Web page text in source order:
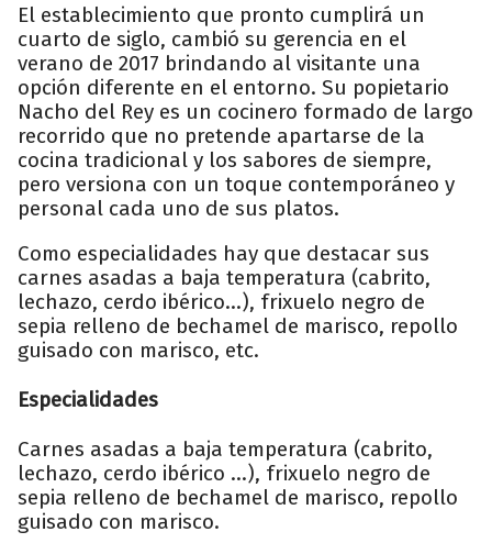
El establecimiento que pronto cumplirá un
cuarto de siglo, cambió su gerencia en el
verano de 2017 brindando al visitante una
opción diferente en el entorno. Su popietario
Nacho del Rey es un cocinero formado de largo
recorrido que no pretende apartarse de la
cocina tradicional y los sabores de siempre,
pero versiona con un toque contemporáneo y
personal cada uno de sus platos.
Como especialidades hay que destacar sus
carnes asadas a baja temperatura (cabrito,
lechazo, cerdo ibérico...), frixuelo negro de
sepia relleno de bechamel de marisco, repollo
guisado con marisco, etc.
Especialidades
Carnes asadas a baja temperatura (cabrito,
lechazo, cerdo ibérico ...), frixuelo negro de
sepia relleno de bechamel de marisco, repollo
guisado con marisco.